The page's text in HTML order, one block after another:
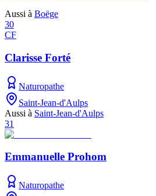
Aussi à Boëge
30
CF
Clarisse Forté
Naturopathe
Saint-Jean-d'Aulps
Aussi à Saint-Jean-d'Aulps
31
Emmanuelle Prohom
Naturopathe